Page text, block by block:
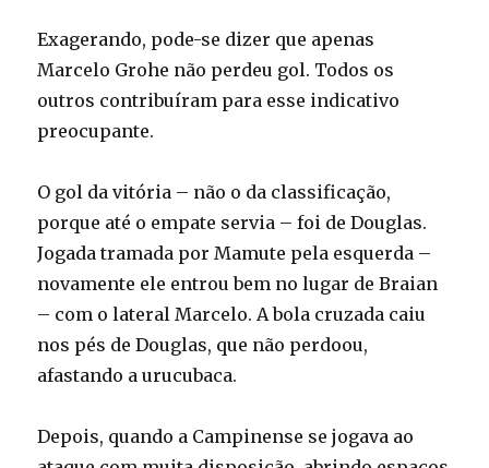
Exagerando, pode-se dizer que apenas
Marcelo Grohe não perdeu gol. Todos os
outros contribuíram para esse indicativo
preocupante.
O gol da vitória – não o da classificação,
porque até o empate servia – foi de Douglas.
Jogada tramada por Mamute pela esquerda –
novamente ele entrou bem no lugar de Braian
– com o lateral Marcelo. A bola cruzada caiu
nos pés de Douglas, que não perdoou,
afastando a urucubaca.
Depois, quando a Campinense se jogava ao